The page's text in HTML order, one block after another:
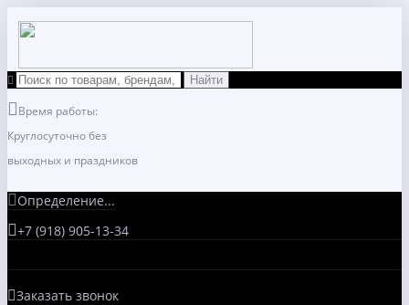
Время работы:
Круглосуточно без
выходных и праздников
Определение...
+7 (918) 905-13-34
Заказать звонок